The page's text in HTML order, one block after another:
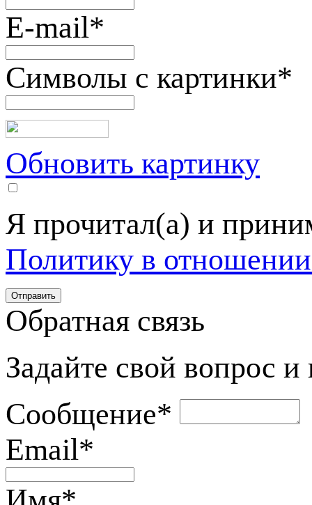
E-mail*
Символы с картинки*
Обновить картинку
Я прочитал(а) и
Политику в
Обратная связь
Задайте свой вопрос
Сообщение*
Email*